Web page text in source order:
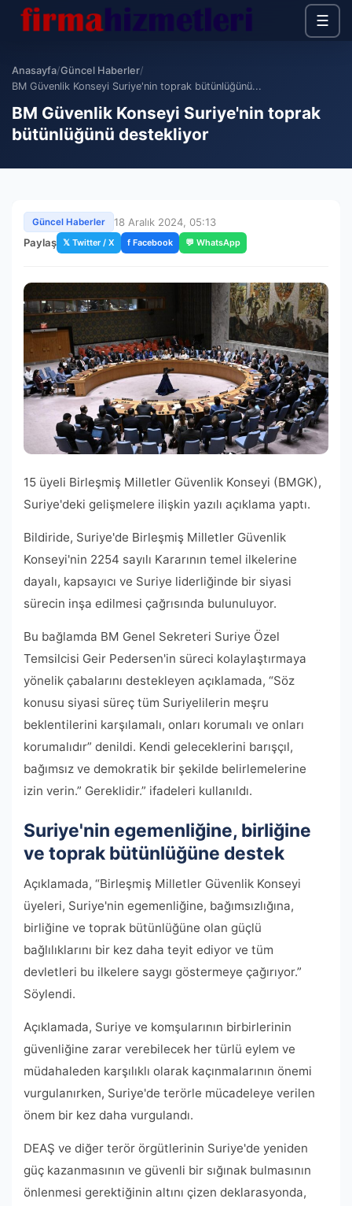
☰
Anasayfa/Güncel Haberler/
BM Güvenlik Konseyi Suriye'nin toprak bütünlüğünü...
BM Güvenlik Konseyi Suriye'nin toprak
bütünlüğünü destekliyor
Güncel Haberler
18 Aralık 2024, 05:13
Paylaş 𝕏 Twitter / X f Facebook 💬 WhatsApp
15 üyeli Birleşmiş Milletler Güvenlik Konseyi (BMGK),
Suriye'deki gelişmelere ilişkin yazılı açıklama yaptı.
Bildiride, Suriye'de Birleşmiş Milletler Güvenlik
Konseyi'nin 2254 sayılı Kararının temel ilkelerine
dayalı, kapsayıcı ve Suriye liderliğinde bir siyasi
sürecin inşa edilmesi çağrısında bulunuluyor.
Bu bağlamda BM Genel Sekreteri Suriye Özel
Temsilcisi Geir Pedersen'in süreci kolaylaştırmaya
yönelik çabalarını destekleyen açıklamada, “Söz
konusu siyasi süreç tüm Suriyelilerin meşru
beklentilerini karşılamalı, onları korumalı ve onları
korumalıdır” denildi. Kendi geleceklerini barışçıl,
bağımsız ve demokratik bir şekilde belirlemelerine
izin verin.” Gereklidir.” ifadeleri kullanıldı.
Suriye'nin egemenliğine, birliğine
ve toprak bütünlüğüne destek
Açıklamada, “Birleşmiş Milletler Güvenlik Konseyi
üyeleri, Suriye'nin egemenliğine, bağımsızlığına,
birliğine ve toprak bütünlüğüne olan güçlü
bağlılıklarını bir kez daha teyit ediyor ve tüm
devletleri bu ilkelere saygı göstermeye çağırıyor.”
Söylendi.
Açıklamada, Suriye ve komşularının birbirlerinin
güvenliğine zarar verebilecek her türlü eylem ve
müdahaleden karşılıklı olarak kaçınmalarının önemi
vurgulanırken, Suriye'de terörle mücadeleye verilen
önem bir kez daha vurgulandı.
DEAŞ ve diğer terör örgütlerinin Suriye'de yeniden
güç kazanmasının ve güvenli bir sığınak bulmasının
önlenmesi gerektiğinin altını çizen deklarasyonda,